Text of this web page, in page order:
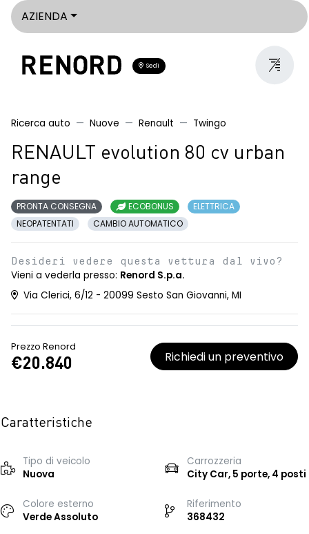
AZIENDA
Sedi
Ricerca auto Nuove Renault Twingo
RENAULT evolution 80 cv urban
range
PRONTA CONSEGNA ECOBONUS
ELETTRICA
NEOPATENTATI
CAMBIO AUTOMATICO
Desideri vedere questa vettura dal vivo?
Vieni a vederla presso: Renord S.p.a.
Via Clerici, 6/12 - 20099 Sesto San Giovanni, MI
Prezzo Renord
€20.840 Richiedi un preventivo
Caratteristiche
Tipo di veicolo
Nuova
Carrozzeria
City Car, 5 porte, 4 posti
Colore esterno
Verde Assoluto
Riferimento
368432